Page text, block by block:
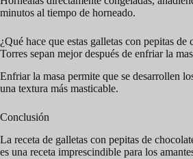
minutos al tiempo de horneado.
¿Qué hace que estas galletas con pepitas de
Torres sepan mejor después de enfriar la
Enfriar la masa permite que se desarrollen
una textura más masticable.
Conclusión
La receta de galletas con pepitas de
es una receta imprescindible para los